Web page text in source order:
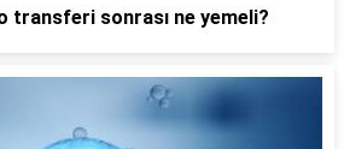
transferi sonrası ne yemeli?